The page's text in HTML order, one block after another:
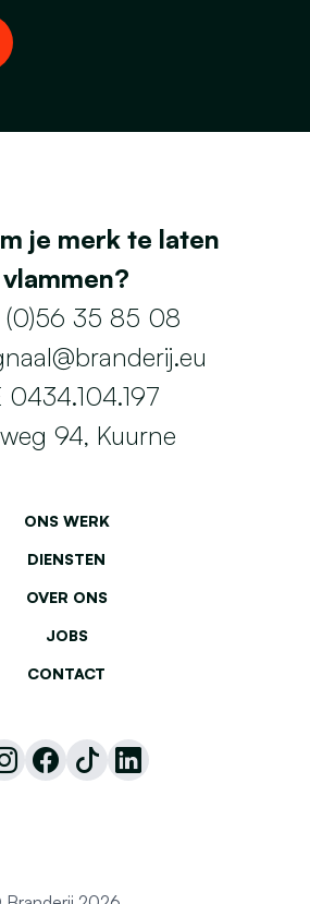
je merk te laten
vlammen?
(0)56 35 85 08
0434.104.197
94, Kuurne
ONS WERK
DIENSTEN
OVER ONS
JOBS
CONTACT